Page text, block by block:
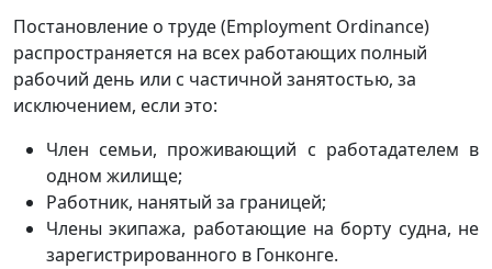
Постановление о труде (Employment Ordinance)
распространяется на всех работающих полный
рабочий день или с частичной занятостью, за
исключением, если это:
Член семьи, проживающий с работадателем в
одном жилище;
Работник, нанятый за границей;
Члены экипажа, работающие на борту судна, не
зарегистрированного в Гонконге.